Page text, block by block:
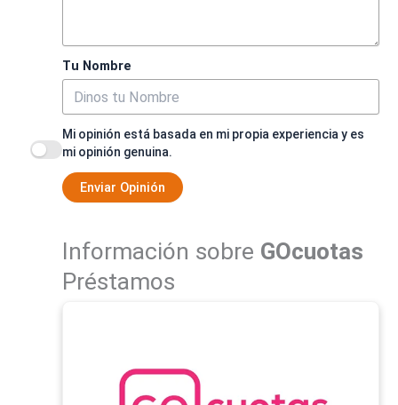
Tu Nombre
Mi opinión está basada en mi propia experiencia y es
mi opinión genuina.
Enviar Opinión
Información sobre GOcuotas
Préstamos